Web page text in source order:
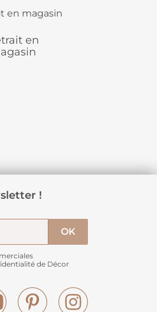
en
!
de Décor
YouTube Pinterest